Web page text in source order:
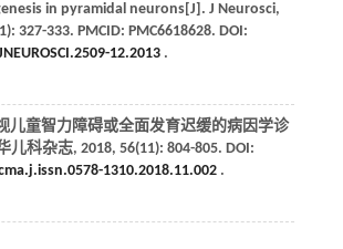
in pyramidal neurons[J]. J Neurosci,
327-333. PMCID: PMC6618628. DOI:
12.2013.
儿童智力障碍或全面发育迟缓的病因学诊
儿科杂志, 2018, 56(11): 804-805. DOI:
1310.2018.11.002.